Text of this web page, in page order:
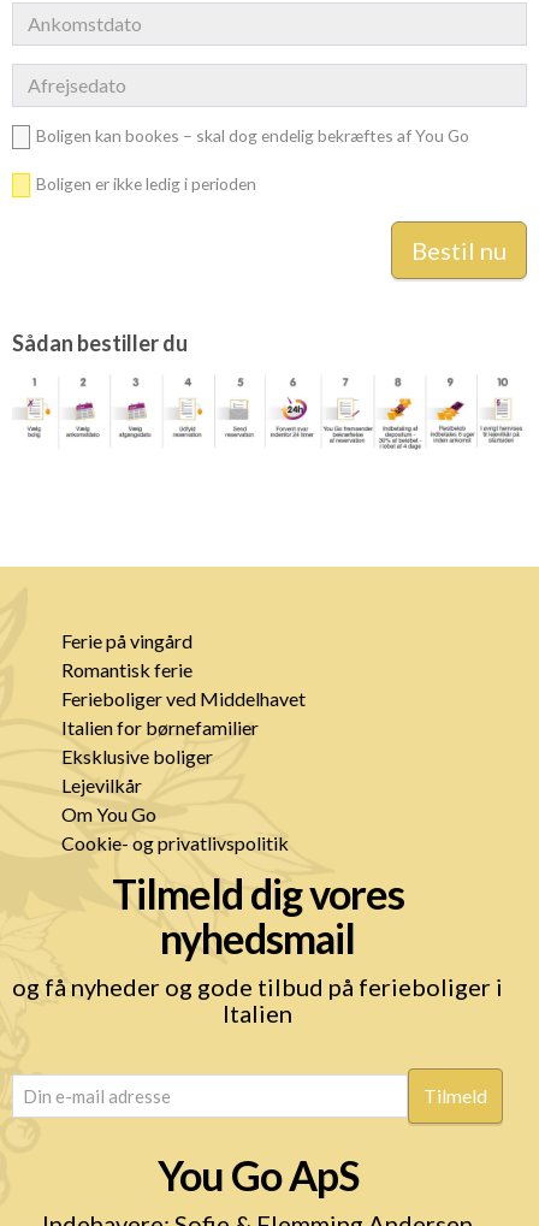
Boligen kan bookes – skal dog endelig bekræftes af You Go
Boligen er ikke ledig i perioden
Sådan bestiller du
Ferie på vingård
Romantisk ferie
Ferieboliger ved Middelhavet
Italien for børnefamilier
Eksklusive boliger
Lejevilkår
Om You Go
Cookie- og privatlivspolitik
Tilmeld dig vores
nyhedsmail
og få nyheder og gode tilbud på ferieboliger i
Italien
(Påkrævet)
You Go ApS